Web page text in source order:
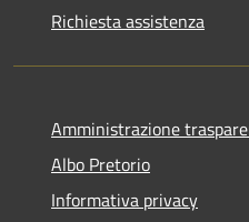
Richiesta assistenza
Amministrazione
Albo Pretorio
Informativa privacy